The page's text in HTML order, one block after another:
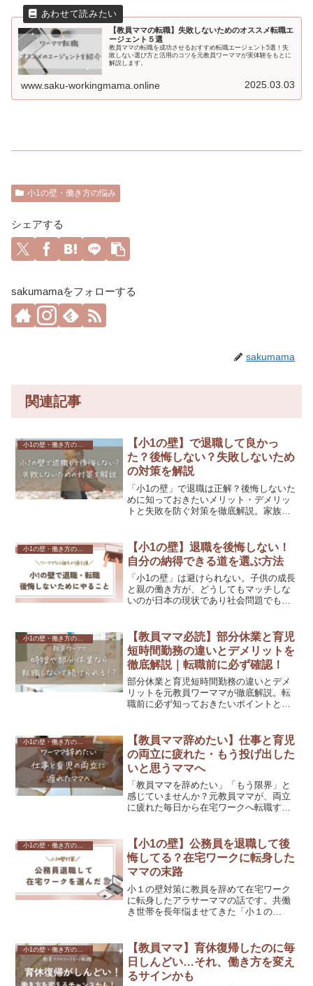
【教員ママの転職】失敗しないためのオススメ転職エ
ージェント５選
教員ママの転職を成功させるおすすめ転職エージェント5選！失
敗しない選び方と活用のコツを元教員ワーママが実体験をもとに
解説します。
www.saku-workingmama.online 2025.03.03
小1の壁・働き方の悩み
シェアする
sakumamaをフォローする
sakumama
関連記事
小1の壁・働き方の悩み
【小1の壁】で退職して良かっ
た？後悔しない？失敗しないため
の対策を解説
「小1の壁」で退職は正解？後悔しないた
めに知っておきたいメリット・デメリッ
トと失敗を防ぐ対策を徹底解説。家族と
【小1の壁】退職を後悔しない！
自分の納得できる道を選ぶ方法
「小1の壁」は避けられない。子供の成長
と親の働き方が、どうしてもマッチしな
いのが日本の現状であり社会問題でもあ
ます！パソコン1台あれば、どこでも仕事
ができる時代。自分の軸を決めて最適解
を見つけるきっかけにして欲しいです。
【教員ママ必読】部分休業と育児
短時間勤務の違いとデメリットを
徹底解説｜転職前に必ず確認！
部分休業と育児短時間勤務の違いとデメ
リットを元教員ワーママが徹底解説。転
職前に必ず知っておきたいポイントと、
小1の壁・働き方の悩み
【教員ママ辞めたい】仕事と育児
の両立に疲れた・もう投げ出した
いと思うママへ
「教員ママを辞めたい」「もう限界」と
感じていませんか？元教員ママが、両立
に疲れた毎日から在宅ワークへ転職する
をお伝えします。
小1の壁・働き方の悩み
【小1の壁】公務員を退職して後
悔してる？在宅ワークに転身した
ママの末路
小１の壁対策に教員を辞めて在宅ワーク
に転身したアラサーママの話です。共働
き世帯を長年悩ませてきた「小１の
にどうにかしなければという思いがあり
ました。そして、教員を辞め在宅ワーク
副業を叶えました。そんなワーママの葛
藤をこの記事ではお伝えしています。
【教員ママ】育休復帰したのに毎
日しんどい…それ、働き方を変え
るサインかも